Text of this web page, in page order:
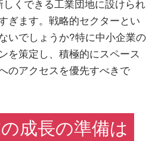
くできる工業団地に設けられ
ぎます。戦略的セクターとい
いでしょうか?特に中小企業の
を策定し、積極的にスペース
のアクセスを優先すべきで
成長の準備は